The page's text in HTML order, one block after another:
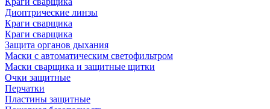
Диоптрические линзы
Краги сварщика
Краги сварщика
Защита органов дыхания
Маски с автоматическим светофильтром
Маски сварщика и защитные щитки
Очки защитные
Перчатки
Пластины защитные